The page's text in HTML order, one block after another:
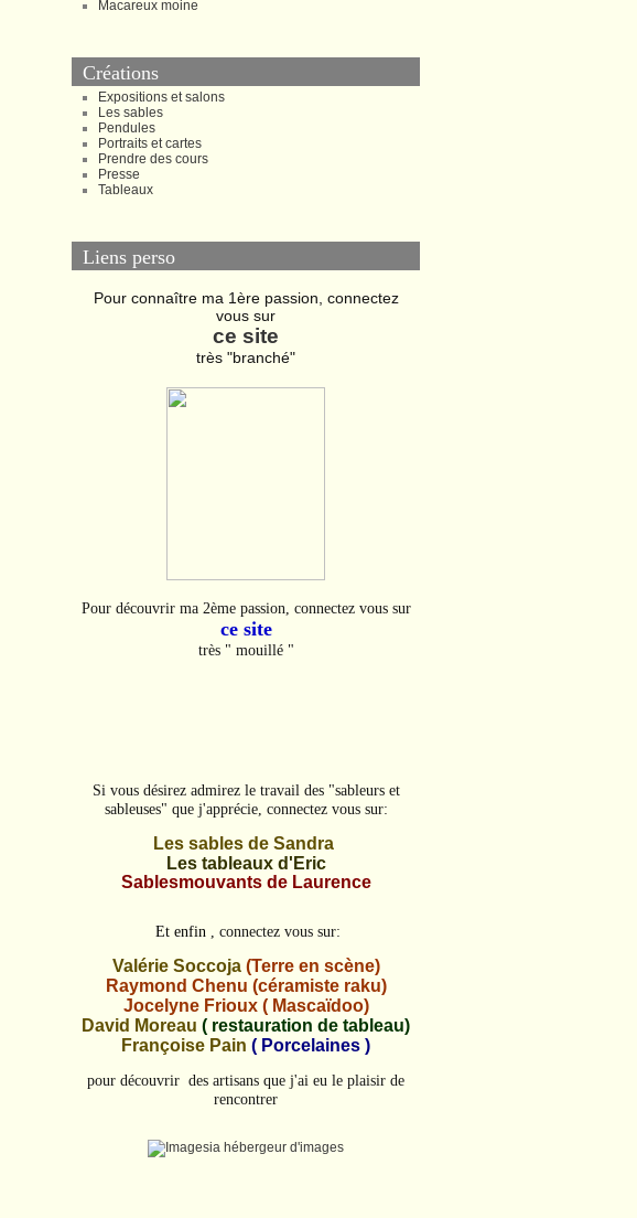
Macareux moine
Créations
Expositions et salons
Les sables
Pendules
Portraits et cartes
Prendre des cours
Presse
Tableaux
Liens perso
Pour connaître ma 1ère passion, connectez
vous sur
ce site
très "branché"
Pour découvrir ma 2ème passion, connectez vous sur
ce site
très " mouillé "
Si vous désirez admirez le travail des "sableurs et
sableuses" que j'apprécie, connectez vous sur:
Les sables de Sandra
Les tableaux d'Eric
Sablesmouvants de Laurence
Et enfin , connectez vous sur:
Valérie Soccoja(Terre en scène)
Raymond Chenu (céramiste raku)
Jocelyne Frioux ( Mascaïdoo)
David Moreau ( restauration de tableau)
Françoise Pain ( Porcelaines )
pour découvrir des artisans que j'ai eu le plaisir de
rencontrer